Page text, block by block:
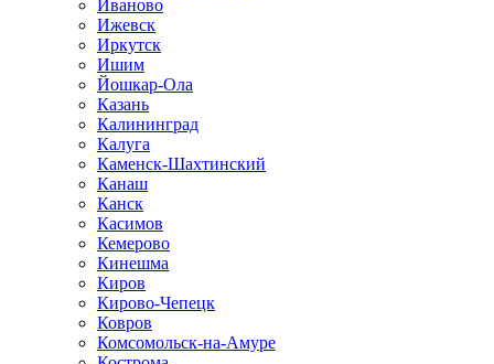
Иваново
Ижевск
Иркутск
Ишим
Йошкар-Ола
Казань
Калининград
Калуга
Каменск-Шахтинский
Канаш
Канск
Касимов
Кемерово
Кинешма
Киров
Кирово-Чепецк
Ковров
Комсомольск-на-Амуре